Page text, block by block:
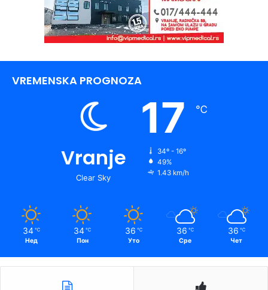
VREMENSKA PROGNOZA
Vranje
Clear Sky
17 ℃
34º - 16º
49%
1.43 km/h
34 ℃
Нед
34 ℃
Пон
36 ℃
Уто
36 ℃
Сре
36 ℃
Чет